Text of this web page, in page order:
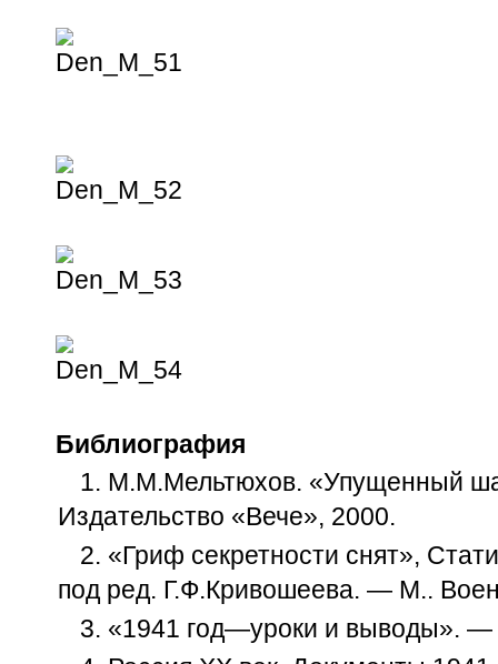
Библиография
1. М.М.Мельтюхов. «Упущенный
Издательство «Вече», 2000.
2. «Гриф секретности снят»,
под ред. Г.Ф.Кривошеева. — М..
3. «1941 год—уроки и выводы». —